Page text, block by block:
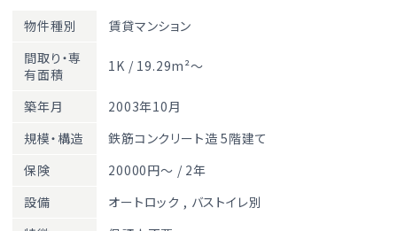
物件種別
賃貸マンション
間取り・専
有面積
1K / 19.29m²～
築年月
2003年10月
規模・構造
鉄筋コンクリート造 5階建て
保険
20000円～ / 2年
設備
オートロック , バストイレ別